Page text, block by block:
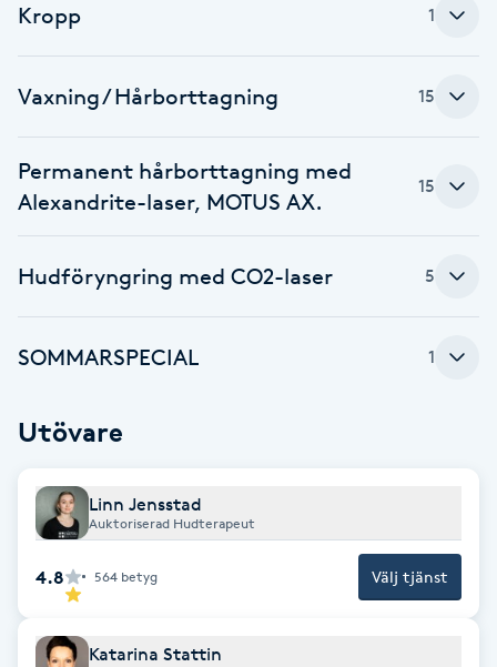
Fransförlängning
Fransförlängning Megavolym
Fransk manikyr
Fransrengöring
Frisör
Funktionsanalys
Färgning
Kropp 1
Vaxning / Hårborttagning 15
Permanent hårborttagning med
Alexandrite-laser, MOTUS AX.
15
Hudföryngring med CO2-laser 5
SOMMARSPECIAL 1
Utövare
Linn Jensstad
Auktoriserad Hudterapeut
4.8 564 betyg Välj tjänst
Katarina Stattin